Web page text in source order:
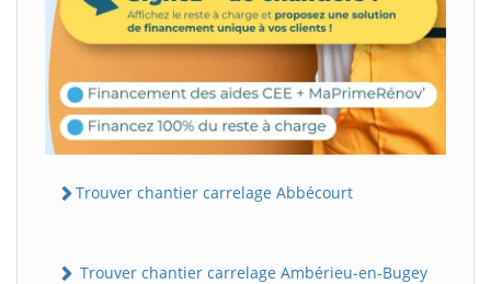
Trouver chantier carrelage Abbécourt
Trouver chantier carrelage Ambérieu-en-Bugey